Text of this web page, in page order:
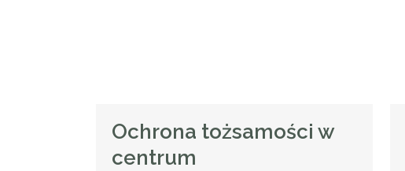
Ochrona tożsamości w
centrum